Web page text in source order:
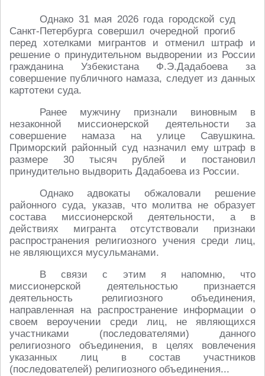
Однако 31 мая 2026 года городской суд
Санкт-Петербурга совершил очередной прогиб
перед хотелками мигрантов и отменил штраф и
решение о принудительном выдворении из России
гражданина Узбекистана Ф.Э.Дадабоева за
совершение публичного намаза, следует из данных
картотеки суда.
Ранее мужчину признали виновным в
незаконной миссионерской деятельности за
совершение намаза на улице Савушкина.
Приморский районный суд назначил ему штраф в
размере 30 тысяч рублей и постановил
принудительно выдворить Дадабоева из России.
Однако адвокаты обжаловали решение
районного суда, указав, что молитва не образует
состава миссионерской деятельности, а в
действиях мигранта отсутствовали признаки
распространения религиозного учения среди лиц,
не являющихся мусульманами.
В связи с этим я напомню, что
миссионерской деятельностью признается
деятельность религиозного объединения,
направленная на распространение информации о
своем вероучении среди лиц, не являющихся
участниками (последователями) данного
религиозного объединения, в целях вовлечения
указанных лиц в состав участников
(последователей) религиозного объединения...